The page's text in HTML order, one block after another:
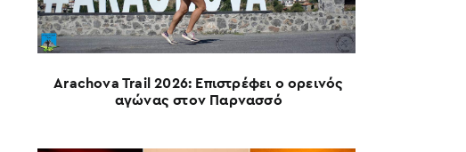
Arachova Trail 2026: Επιστρέφει ο ορεινός
αγώνας στον Παρνασσό